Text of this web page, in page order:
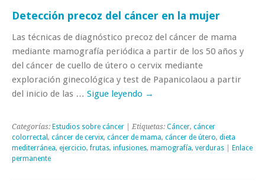
Detección precoz del cáncer en la mujer
Las técnicas de diagnóstico precoz del cáncer de mama
mediante mamografía periódica a partir de los 50 años y
del cáncer de cuello de útero o cervix mediante
exploración ginecológica y test de Papanicolaou a partir
del inicio de las … Sigue leyendo →
Categorías: Estudios sobre cáncer | Etiquetas: Cáncer, cáncer
colorrectal , cáncer de cervix, cáncer de mama, cáncer de útero, dieta
mediterránea, ejercicio,frutas, infusiones, mamografía, verduras
Enlace
permanente